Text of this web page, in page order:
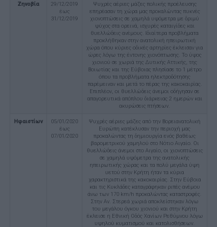
Ζηνοβία
29/12/2019
έως
31/12/2019
Ψυχρές αέριες μάζες πολικής προέλευσης
επηρέασαν τη χώρα μας προκαλώντας πυκνές
χιονοπτώσεις σε χαμηλά υψόμετρα με δριμύ
ψύχος στα ορεινά, ισχυρές καταιγίδες και
θυελλώδεις ανέμους. Ιδιαίτερα προβλήματα
προκλήθηκαν στην ανατολική ηπειρωτική
χώρα όπου κύριες οδικές αρτηρίες έκλεισαν για
ώρες λόγω της έντονης χιονόπτωσης. Το ύψος
χιονιού σε χωριά της Δυτικής Αττικής, της
Βοιωτίας και της Εύβοιας πλησίασε το 1 μέτρο
όπου τα προβλήματα ηλεκτροδότησης
παρέμειναν και μετά το πέρας της κακοκαιρίας.
Επιπλέον, οι θυελλώδεις άνεμοι οδήγησαν σε
απαγορευτικά απόπλου διάρκειας 2 ημερών και
ακυρώσεις πτήσεων.
Ηφαιστίων
05/01/2020
έως
07/01/2020
Ψυχρές αέριες μάζες από την Βορειανατολική
Ευρώπη κατέκλυσαν την περιοχή μας
προκαλώντας τη δημιουργία ενός βαθέως
βαρομετρικού χαμηλού στο Νότιο Αιγαίο. Οι
θυελλώδεις άνεμοι στο Αιγαίο, οι χιονοπτώσεις
σε χαμηλά υψόμετρα της ανατολικής
ηπειρωτικής χώρας και τα πολύ μεγάλα ύψη
υετού στην Κρήτη ήταν τα κύρια
χαρακτηριστικά της κακοκαιρίας. Στην Εύβοια
και τις Κυκλάδες καταγράφηκαν ριπές ανέμου
άνω των 170 km/h προκαλώντας καταστροφές.
Στην Αν. Στερεά χωριά αποκλείστηκαν λόγω
του μεγάλου όγκου χιονιού και στην Κρήτη
έκλεισε η Εθνική Οδός Χανίων Ρεθύμνου λόγω
υψηλού κυματισμού και κατολισθήσεων.